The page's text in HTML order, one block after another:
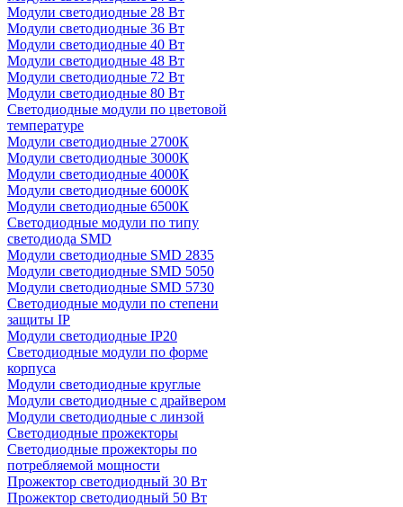
Модули светодиодные 28 Вт
Модули светодиодные 36 Вт
Модули светодиодные 40 Вт
Модули светодиодные 48 Вт
Модули светодиодные 72 Вт
Модули светодиодные 80 Вт
Светодиодные модули по цветовой
температуре
Модули светодиодные 2700К
Модули светодиодные 3000К
Модули светодиодные 4000К
Модули светодиодные 6000К
Модули светодиодные 6500К
Светодиодные модули по типу
светодиода SMD
Модули светодиодные SMD 2835
Модули светодиодные SMD 5050
Модули светодиодные SMD 5730
Светодиодные модули по степени
защиты IP
Модули светодиодные IP20
Светодиодные модули по форме
корпуса
Модули светодиодные круглые
Модули светодиодные с драйвером
Модули светодиодные с линзой
Светодиодные прожекторы
Светодиодные прожекторы по
потребляемой мощности
Прожектор светодиодный 30 Вт
Прожектор светодиодный 50 Вт